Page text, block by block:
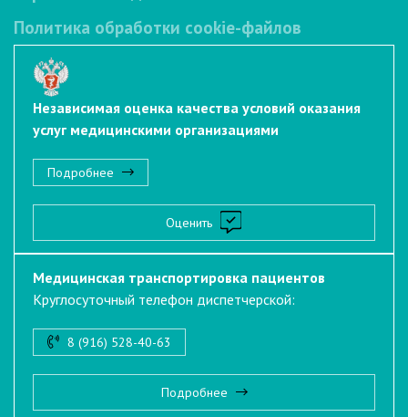
Политика обработки cookie-файлов
Независимая оценка качества условий оказания
услуг медицинскими организациями
Подробнее
Оценить
Медицинская транспортировка пациентов
Круглосуточный телефон диспетчерской:
8 (916) 528-40-63
Подробнее